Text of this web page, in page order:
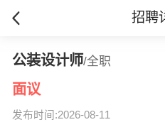
招聘
公装设计师/全职
面议
发布时间:2026-08-11